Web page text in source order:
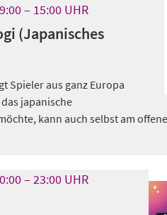
15:00UHR
(Japanisches
Spieler aus ganz Europa
japanische
kann auch selbst am
23:00UHR